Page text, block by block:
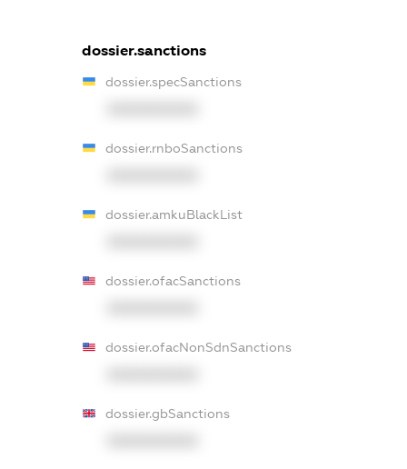
dossier.sanctions
dossier.specSanctions
dossier.rnboSanctions
dossier.amkuBlackList
dossier.ofacSanctions
dossier.ofacNonSdnSanctions
dossier.gbSanctions